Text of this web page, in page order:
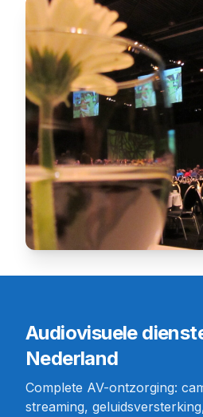
Audiovisuele
Nederland
Complete AV-ontzorging:
streaming,